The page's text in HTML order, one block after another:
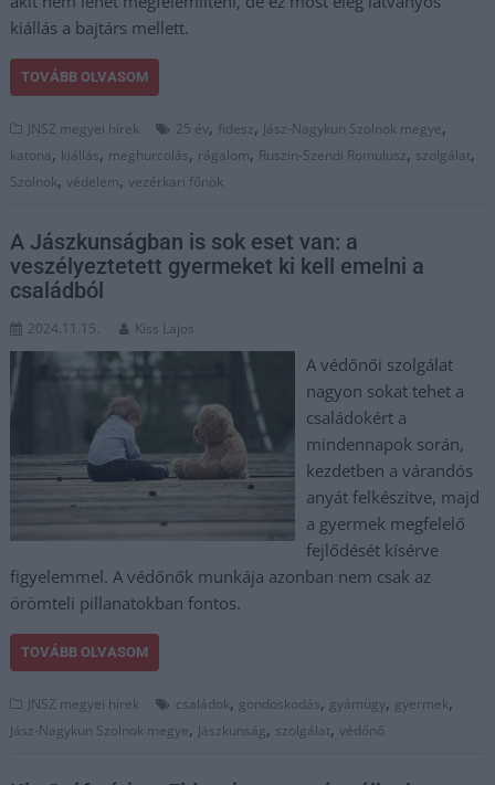
kiállás a bajtárs mellett.
TOVÁBB OLVASOM
JNSZ megyei hírek 25 év, fidesz, Jász-Nagykun Szolnok megye,
katona, kiállás, meghurcolás, rágalom, Ruszin-Szendi Romulusz, szolgálat,
Szolnok,védelem,vezérkari főnök
A Jászkunságban is sok eset van: a
veszélyeztetett gyermeket ki kell emelni a
családból
2024.11.15. Kiss Lajos
A védőnői szolgálat
nagyon sokat tehet a
családokért a
mindennapok során,
kezdetben a várandós
anyát felkészítve, majd
a gyermek megfelelő
fejlődését kísérve
figyelemmel. A védőnők munkája azonban nem csak az
örömteli pillanatokban fontos.
TOVÁBB OLVASOM
JNSZ megyei hírek családok, gondoskodás, gyámügy, gyermek,
Jász-Nagykun Szolnok megye, Jászkunság, szolgálat,védőnő